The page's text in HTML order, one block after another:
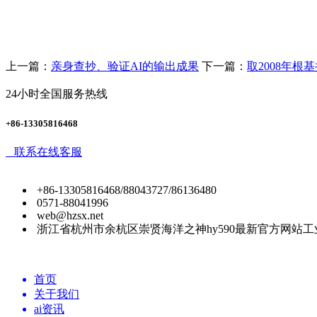
上一篇： 亲身查抄、验证AI的输出成果 下一篇： 取2008年根
24小时全国服务热线
+86-13305816468
联系在线客服
+86-13305816468/88043727/86136480
0571-88041996
web@hzsx.net
浙江省杭州市余杭区崇贤海洋之神hy590最新官方网站工
首页
关于我们
ai资讯